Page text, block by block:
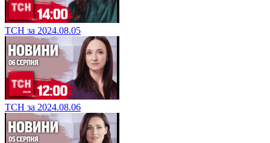
ТСН за 2024.08.05
ТСН за 2024.08.06